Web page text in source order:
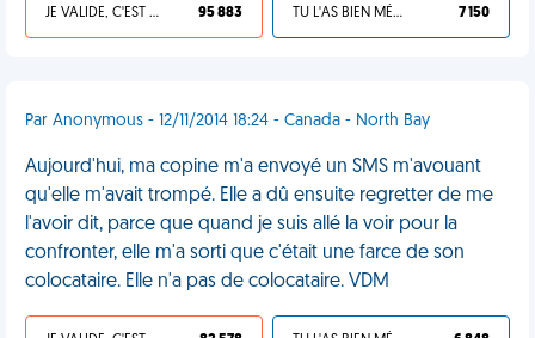
JE VALIDE, C'EST UNE VDM 95 883 TU L'AS BIEN MÉRITÉ 7 150
Par Anonymous - 12/11/2014 18:24 - Canada - North Bay
Aujourd'hui, ma copine m'a envoyé un SMS m'avouant
qu'elle m'avait trompé. Elle a dû ensuite regretter de me
l'avoir dit, parce que quand je suis allé la voir pour la
confronter, elle m'a sorti que c'était une farce de son
colocataire. Elle n'a pas de colocataire. VDM